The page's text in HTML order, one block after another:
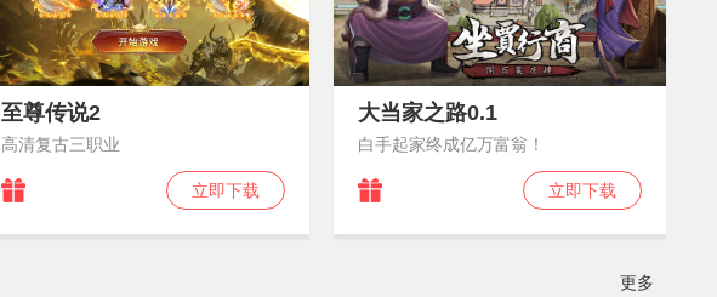
至尊传说2
高清复古三职业
立即下载
大当家之路0.1
白手起家终成亿万富翁！
立即下载
更多